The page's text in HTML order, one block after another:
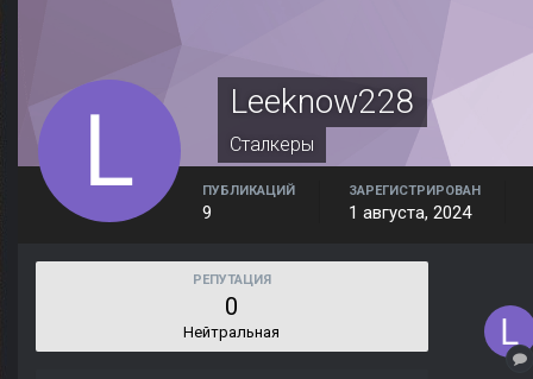
Leeknow228
Сталкеры
ПУБЛИКАЦИЙ
9
ЗАРЕГИСТРИРОВАН
1 августа, 2024
РЕПУТАЦИЯ
0
Нейтральная